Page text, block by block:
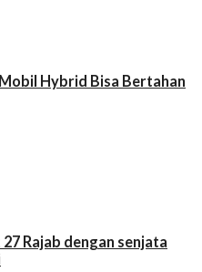
Hybrid Bisa Bertahan
Rajab dengan senjata